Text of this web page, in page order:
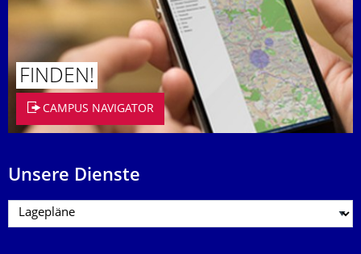
FINDEN!
CAMPUS NAVIGATOR
Unsere Dienste